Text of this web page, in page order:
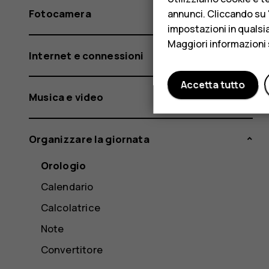
Fotocamera
Internet e connessioni
Musica e video
Organizzare la giornata
Orologio
Calendario
Calcolatrice
Note
Convertitore
annunci. Cliccando
impostazioni in
Maggiori
Accetta tutto